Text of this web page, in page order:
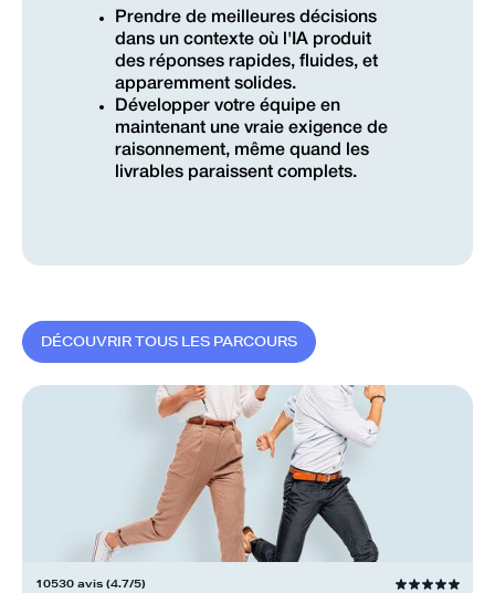
Prendre de meilleures décisions
dans un contexte où l'IA produit
des réponses rapides, fluides, et
apparemment solides.
Développer votre équipe en
maintenant une vraie exigence de
raisonnement, même quand les
livrables paraissent complets.
10530 avis (4.7/5)
DÉCOUVRIRTOUS LES PARCOURS